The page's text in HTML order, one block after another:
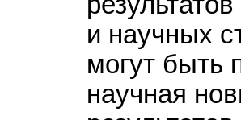
и научных
могут быть
научная